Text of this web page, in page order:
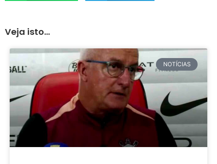
Veja isto...
NOTÍCIAS